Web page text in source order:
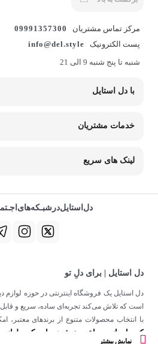
مرکز تماس مشتریان
09991357300
پست الکترونیک
info@del.style
شنبه تا پنج شنبه 9 الی 21
با دل استایل
خدمات مشتریان
لینک های سریع
دل استایل | برای دلِ تو
دل استایل یک فروشگاه اینترنتی در حوزه لوازم
است که تلاش می‌کند تجربه‌ای ساده، سریع و قابل
با انتخاب محصولات متنوع از برندهای معتبر،
کنسول بازی ساعت هوشمند اسپیکر ولوازم
نمایش بیشتر